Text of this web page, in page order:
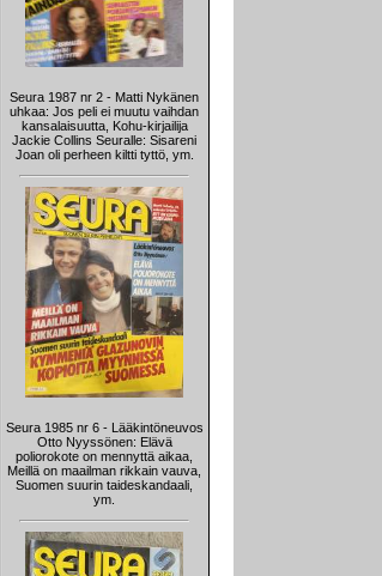
Seura 1987 nr 2 - Matti Nykänen
uhkaa: Jos peli ei muutu vaihdan
kansalaisuutta, Kohu-kirjailija
Jackie Collins Seuralle: Sisareni
Joan oli perheen kiltti tyttö, ym.
Seura 1985 nr 6 - Lääkintöneuvos
Otto Nyyssönen: Elävä
poliorokote on mennyttä aikaa,
Meillä on maailman rikkain vauva,
Suomen suurin taideskandaali,
ym.